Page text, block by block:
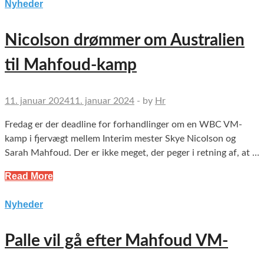
Nyheder
Nicolson drømmer om Australien
til Mahfoud-kamp
11. januar 202411. januar 2024 - by Hr
Fredag er der deadline for forhandlinger om en WBC VM-
kamp i fjervægt mellem Interim mester Skye Nicolson og
Sarah Mahfoud. Der er ikke meget, der peger i retning af, at …
Read More
Nyheder
Palle vil gå efter Mahfoud VM-